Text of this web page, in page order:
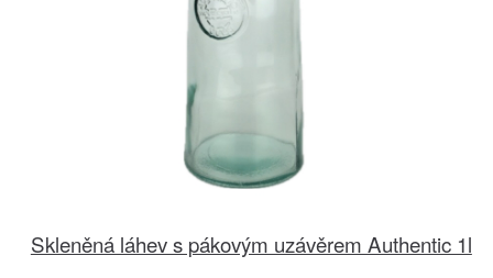
Skleněná láhev s pákovým uzávěrem Authentic 1l